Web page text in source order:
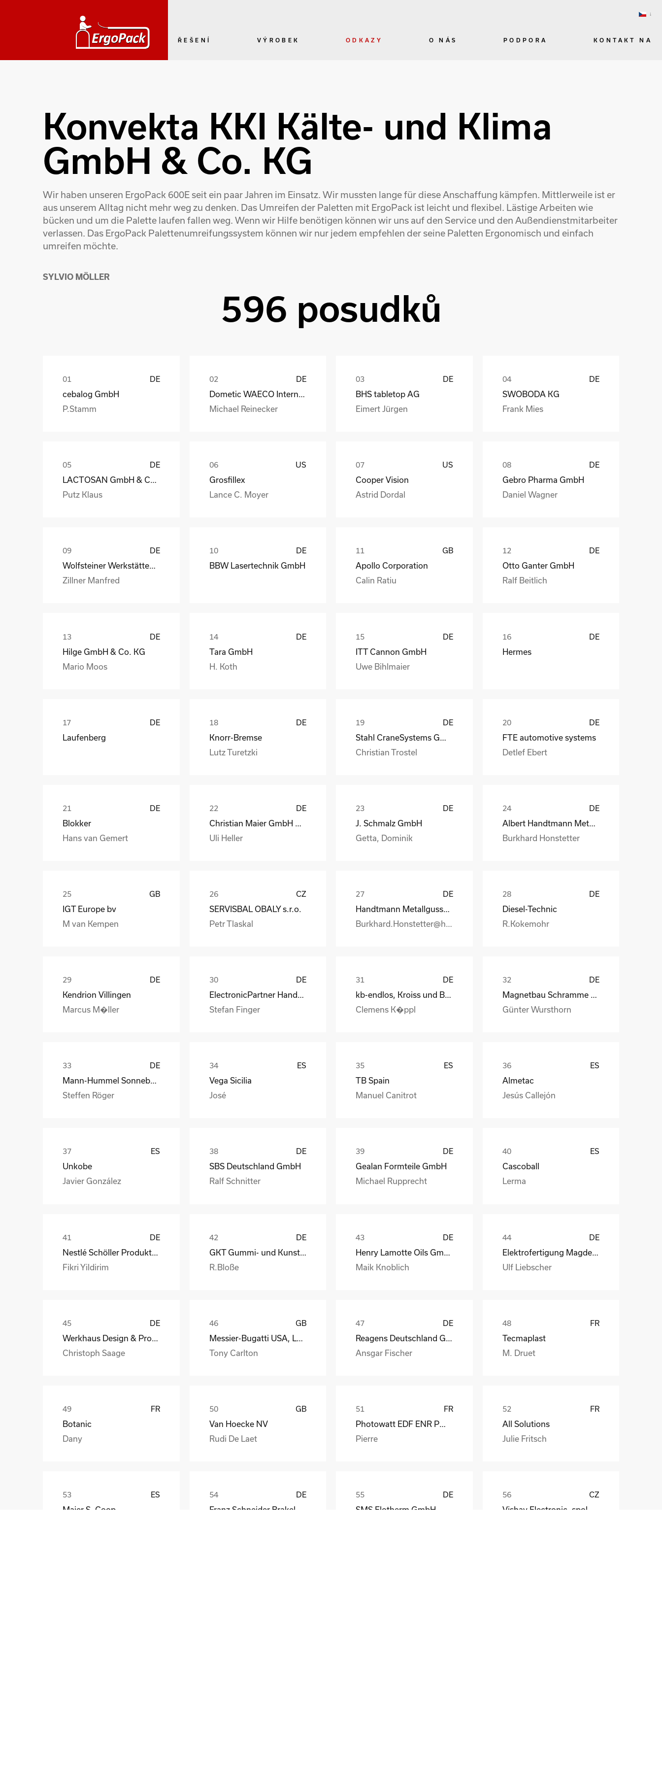
ŘEŠENÍ VÝROBEK ODKAZY O NÁS PODPORA KONTAKT NA
Konvekta KKI Kälte- und Klima
GmbH & Co. KG
Wir haben unseren ErgoPack 600E seit ein paar Jahren im Einsatz. Wir mussten lange für diese Anschaffung kämpfen. Mittlerweile ist er
aus unserem Alltag nicht mehr weg zu denken. Das Umreifen der Paletten mit ErgoPack ist leicht und flexibel. Lästige Arbeiten wie
bücken und um die Palette laufen fallen weg. Wenn wir Hilfe benötigen können wir uns auf den Service und den Außendienstmitarbeiter
verlassen. Das ErgoPack Palettenumreifungssystem können wir nur jedem empfehlen der seine Paletten Ergonomisch und einfach
umreifen möchte.
SYLVIO MÖLLER
596 posudků
DE
cebalog GmbH
P.Stamm
DE
Michael Reinecker
DE
BHS tabletop AG
Eimert Jürgen
DE
SWOBODA KG
Frank Mies
DE
Putz Klaus
US
Grosfillex
Lance C. Moyer
US
Cooper Vision
Astrid Dordal
DE
Gebro Pharma GmbH
Daniel Wagner
DE
Wolfsteiner Werkstätten, Außenstelle Industriemo
Zillner Manfred
DE
BBW Lasertechnik GmbH
GB
Apollo Corporation
Calin Ratiu
DE
Otto Ganter GmbH
Ralf Beitlich
DE
Hilge GmbH & Co. KG
Mario Moos
DE
Tara GmbH
H. Koth
DE
ITT Cannon GmbH
Uwe Bihlmaier
DE
Hermes
DE
Laufenberg
DE
Knorr-Bremse
Lutz Turetzki
DE
Christian Trostel
DE
FTE automotive systems
Detlef Ebert
DE
Blokker
Hans van Gemert
DE
Uli Heller
DE
J. Schmalz GmbH
Getta, Dominik
DE
Albert Handtmann Metallgusswerk
Burkhard Honstetter
GB
IGT Europe bv
M van Kempen
CZ
SERVISBAL OBALY s.r.o.
Petr Tlaskal
DE DE
Diesel-Technic
R.Kokemohr
DE
Kendrion Villingen
Marcus M�ller
DE
Stefan Finger
DE
Clemens K�ppl
DE
Günter Wursthorn
DE
Mann-Hummel Sonneberg
Steffen Röger
ES
Vega Sicilia
José
ES
TB Spain
Manuel Canitrot
ES
Almetac
Jesús Callejón
ES
Unkobe
Javier González
DE
SBS Deutschland GmbH
Ralf Schnitter
DE
Gealan Formteile GmbH
Michael Rupprecht
ES
Cascoball
Lerma
DE
Fikri Yildirim
DE
GKT Gummi- und Kunststofftechnik Fürstenwalde Gmb
R.Bloße
DE
Maik Knoblich
DE
Elektrofertigung Magdeburg GmbH
Ulf Liebscher
DE
Christoph Saage
GB
Tony Carlton
DE
Ansgar Fischer
FR
Tecmaplast
M. Druet
FR
Botanic
Dany
GB
Van Hoecke NV
Rudi De Laet
FR
Pierre
FR
All Solutions
Julie Fritsch
ES
Maier S. Coop
DE DE
SMS Elotherm GmbH
CZ